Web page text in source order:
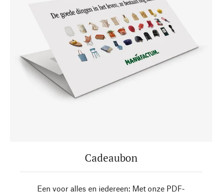
Cadeaubon
Een voor alles en iedereen: Met onze PDF-